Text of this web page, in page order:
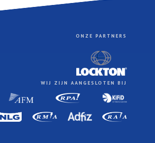
ONZE PARTNERS
WIJ ZIJN AANGESLOTEN BIJ